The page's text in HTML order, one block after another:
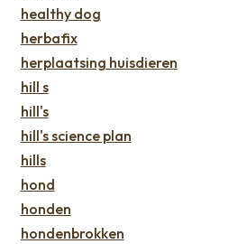
healthy dog
herbafix
herplaatsing huisdieren
hill s
hill's
hill's science plan
hills
hond
honden
hondenbrokken